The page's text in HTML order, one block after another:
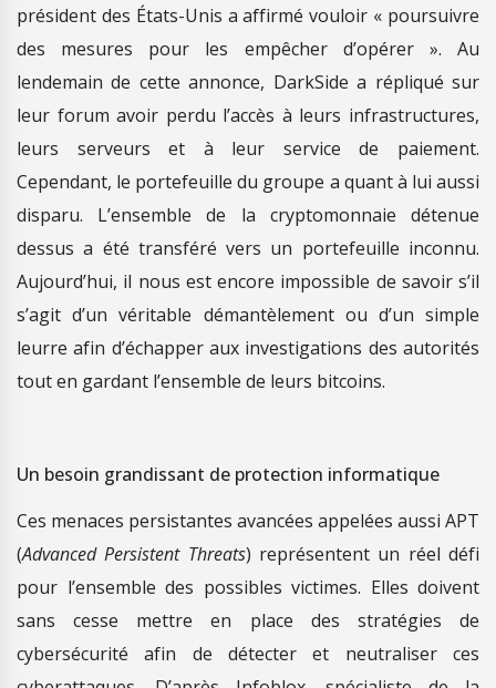
président des États-Unis a affirmé vouloir « poursuivre
des mesures pour les empêcher d’opérer ». Au
lendemain de cette annonce, DarkSide a répliqué sur
leur forum avoir perdu l’accès à leurs infrastructures,
leurs serveurs et à leur service de paiement.
Cependant, le portefeuille du groupe a quant à lui aussi
disparu. L’ensemble de la cryptomonnaie détenue
dessus a été transféré vers un portefeuille inconnu.
Aujourd’hui, il nous est encore impossible de savoir s’il
s’agit d’un véritable démantèlement ou d’un simple
leurre afin d’échapper aux investigations des autorités
tout en gardant l’ensemble de leurs bitcoins.
Un besoin grandissant de protection informatique
Ces menaces persistantes avancées appelées aussi APT
(Advanced Persistent Threats) représentent un réel défi
pour l’ensemble des possibles victimes. Elles doivent
sans cesse mettre en place des stratégies de
cybersécurité afin de détecter et neutraliser ces